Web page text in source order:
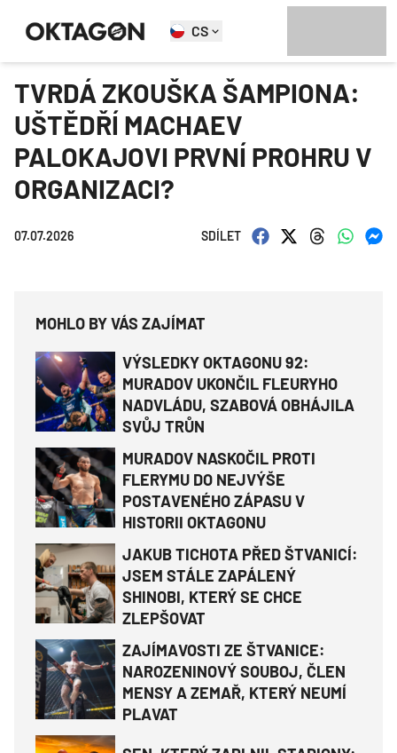
CS
TVRDÁ ZKOUŠKA ŠAMPIONA:
UŠTĚDŘÍ MACHAEV
PALOKAJOVI PRVNÍ PROHRU V
ORGANIZACI?
07.07.2026 SDÍLET
MOHLO BY VÁS ZAJÍMAT
VÝSLEDKY OKTAGONU 92:
MURADOV UKONČIL FLEURYHO
NADVLÁDU, SZABOVÁ OBHÁJILA
SVŮJ TRŮN
MURADOV NASKOČIL PROTI
FLERYMU DO NEJVÝŠE
POSTAVENÉHO ZÁPASU V
HISTORII OKTAGONU
JAKUB TICHOTA PŘED ŠTVANICÍ:
JSEM STÁLE ZAPÁLENÝ
SHINOBI, KTERÝ SE CHCE
ZLEPŠOVAT
ZAJÍMAVOSTI ZE ŠTVANICE:
NAROZENINOVÝ SOUBOJ, ČLEN
MENSY A ZEMAŘ, KTERÝ NEUMÍ
PLAVAT